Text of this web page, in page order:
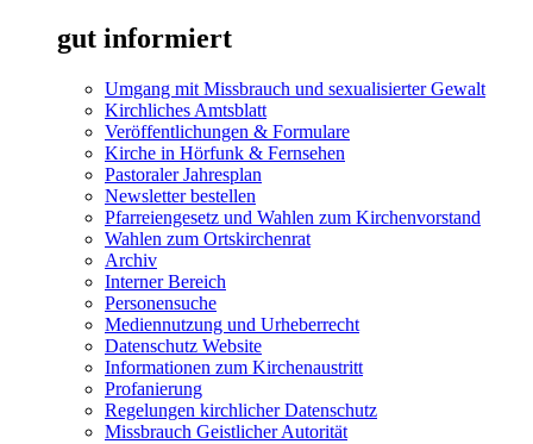
gut informiert
Umgang mit Missbrauch und sexualisierter Gewalt
Kirchliches Amtsblatt
Veröffentlichungen & Formulare
Kirche in Hörfunk & Fernsehen
Pastoraler Jahresplan
Newsletter bestellen
Pfarreiengesetz und Wahlen zum Kirchenvorstand
Wahlen zum Ortskirchenrat
Archiv
Interner Bereich
Personensuche
Mediennutzung und Urheberrecht
Datenschutz Website
Informationen zum Kirchenaustritt
Profanierung
Regelungen kirchlicher Datenschutz
Missbrauch Geistlicher Autorität